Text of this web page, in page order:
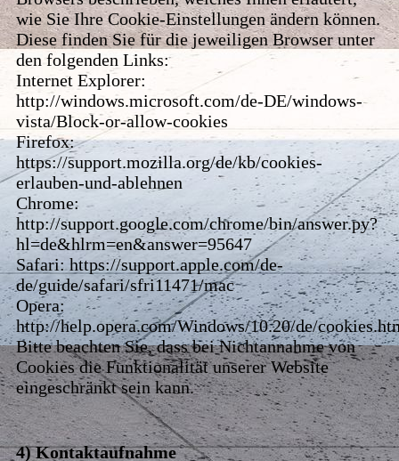
wie Sie Ihre Cookie-Einstellungen ändern können.
Diese finden Sie für die jeweiligen Browser unter
den folgenden Links:
Internet Explorer:
http://windows.microsoft.com/de-DE/windows-
vista/Block-or-allow-cookies
Firefox:
https://support.mozilla.org/de/kb/cookies-
erlauben-und-ablehnen
Chrome:
http://support.google.com/chrome/bin/answer.py?
hl=de&hlrm=en&answer=95647
Safari: https://support.apple.com/de-
de/guide/safari/sfri11471/mac
Opera:
http://help.opera.com/Windows/10.20/de/
Bitte beachten Sie, dass bei Nichtannahme von
Cookies die Funktionalität unserer Website
eingeschränkt sein kann.
4) Kontaktaufnahme